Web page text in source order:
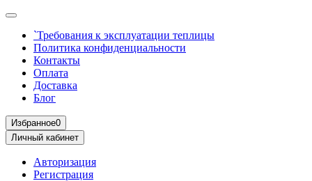
`Требования к эксплуатации теплицы
Политика конфиденциальности
Контакты
Оплата
Доставка
Блог
Избранное0
Личный кабинет
Авторизация
Регистрация